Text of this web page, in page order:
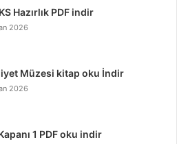
Hazırlık PDF indir
2026
Müzesi kitap oku İndir
2026
1 PDF oku indir